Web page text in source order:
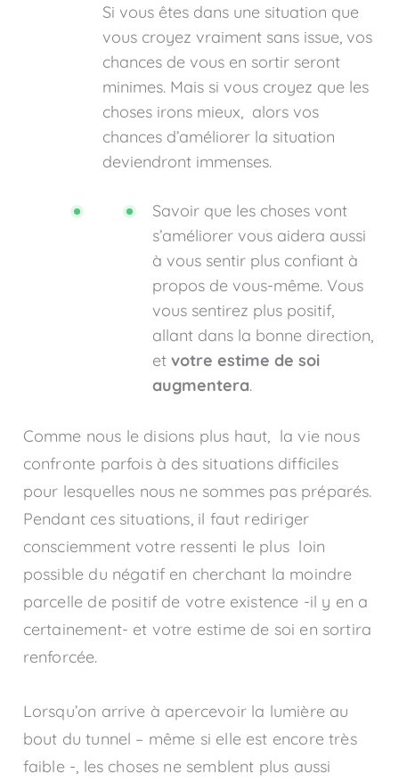
Si vous êtes dans une situation que
vous croyez vraiment sans issue, vos
chances de vous en sortir seront
minimes. Mais si vous croyez que les
choses irons mieux, alors vos
chances d’améliorer la situation
deviendront immenses.
Savoir que les choses vont
s’améliorer vous aidera aussi
à vous sentir plus confiant à
propos de vous-même. Vous
vous sentirez plus positif,
allant dans la bonne direction,
et votre estime de soi
augmentera.
Comme nous le disions plus haut, la vie nous
confronte parfois à des situations difficiles
pour lesquelles nous ne sommes pas préparés.
Pendant ces situations, il faut rediriger
consciemment votre ressenti le plus loin
possible du négatif en cherchant la moindre
parcelle de positif de votre existence -il y en a
certainement- et votre estime de soi en sortira
renforcée.
Lorsqu’on arrive à apercevoir la lumière au
bout du tunnel – même si elle est encore très
faible -, les choses ne semblent plus aussi